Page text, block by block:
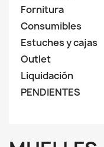
Fornitura
Consumibles
Estuches y cajas
Outlet
Liquidación
PENDIENTES